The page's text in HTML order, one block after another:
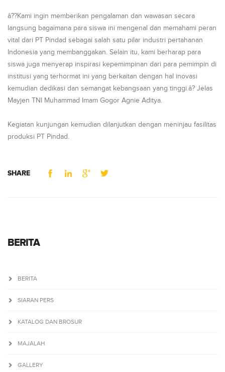
â??Kami ingin memberikan pengalaman dan wawasan secara
langsung bagaimana para siswa ini mengenal dan memahami peran
vital dari PT Pindad sebagai salah satu pilar industri pertahanan
Indonesia yang membanggakan. Selain itu, kami berharap para
siswa juga menyerap inspirasi kepemimpinan dari para pemimpin di
institusi yang terhormat ini yang berkaitan dengan hal inovasi
kemudian dedikasi dan semangat kebangsaan yang tinggi.â? Jelas
Mayjen TNI Muhammad Imam Gogor Agnie Aditya.
Kegiatan kunjungan kemudian dilanjutkan dengan meninjau fasilitas
produksi PT Pindad.
SHARE
BERITA
BERITA
SIARAN PERS
KATALOG DAN BROSUR
MAJALAH
GALLERY